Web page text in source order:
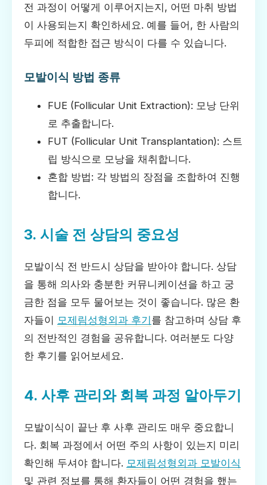
전 과정이 어떻게 이루어지는지, 어떤 마취 방법
이 사용되는지 확인하세요. 예를 들어, 한 사람의
두피에 적합한 접근 방식이 다를 수 있습니다.
모발이식 방법 종류
FUE (Follicular Unit Extraction): 모낭 단위
로 추출합니다.
FUT (Follicular Unit Transplantation): 스트
립 방식으로 모낭을 채취합니다.
혼합 방법: 각 방법의 장점을 조합하여 진행
합니다.
3. 시술 전 상담의 중요성
모발이식 전 반드시 상담을 받아야 합니다. 상담
을 통해 의사와 충분한 커뮤니케이션을 하고 궁
금한 점을 모두 물어보는 것이 좋습니다. 많은 환
자들이 모제림성형외과 후기 를 참고하며 상담 후
의 전반적인 경험을 공유합니다. 여러분도 다양
한 후기를 읽어보세요.
4. 사후 관리와 회복 과정 알아두기
모발이식이 끝난 후 사후 관리도 매우 중요합니
다. 회복 과정에서 어떤 주의 사항이 있는지 미리
확인해 두셔야 합니다. 모제림성형외과 모발이식
및 관련 정보를 통해 환자들이 어떤 경험을 했는